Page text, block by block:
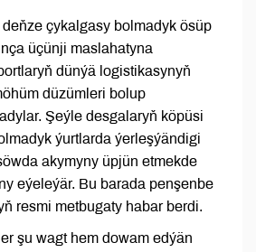
çykalgasy bolmadyk ösüp
üçünji maslahatyna
dünýä logistikasynyň
düzümleri bolup
Şeýle desgalaryň köpüsi
ýurtlarda ýerleşýändigi
akymyny üpjün etmekde
eýeleýär. Bu barada penşenbe
resmi metbugaty habar berdi.
şu wagt hem dowam edýän